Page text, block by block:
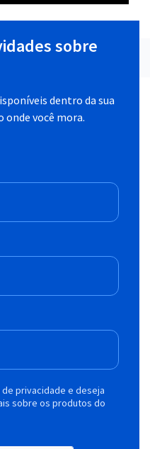
sobre
dentro da sua
onde você mora.
privacidade e deseja
sobre os produtos do